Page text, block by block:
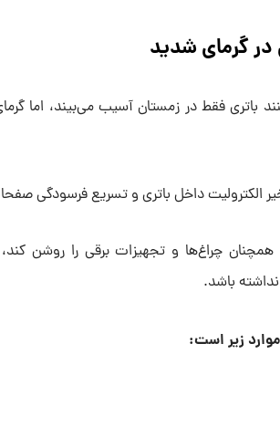
گرمای شدید
باتری فقط در زمستان آسیب می‌بیند، اما
الکترولیت داخل باتری و تسریع فرسودگی
چراغ‌ها و تجهیزات برقی را روشن کند،
باشد.
زیر است: